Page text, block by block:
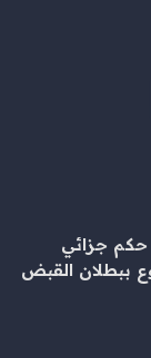
حكم جزائي
ببطلان القبض